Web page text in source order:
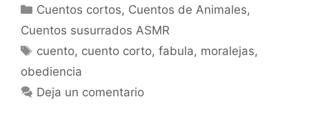
Categorías
Cuentos cortos, Cuentos de Animales,
Cuentos susurrados ASMR
Etiquetas
cuento, cuento corto,fabula, moralejas,
obediencia
Deja un comentario